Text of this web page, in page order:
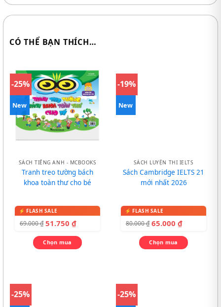
CÓ THỂ BẠN THÍCH…
-25%
New
SÁCH TIẾNG ANH - MCBOOKS
Tranh treo tường bách
khoa toàn thư cho bé
69.000₫ 51.750 ₫
Chọn mua
-19%
New
SÁCH LUYỆN THI IELTS
Sách Cambridge IELTS 21
mới nhất 2026
80.000₫ 65.000 ₫
Chọn mua
-25% -25%